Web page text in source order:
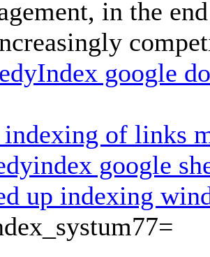
in the
google
indexing of links
google
up indexing